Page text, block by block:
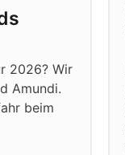
2026? Wir
Amundi.
beim